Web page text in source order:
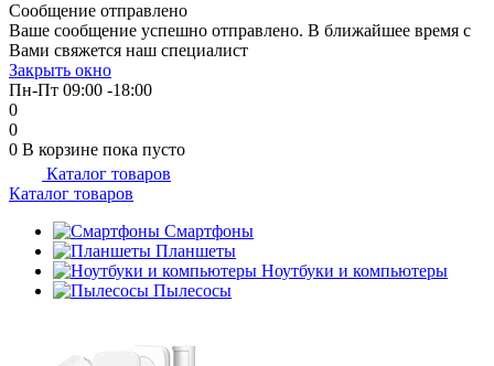
Сообщение отправлено
Ваше сообщение успешно отправлено. В ближайшее время с
Вами свяжется наш специалист
Закрыть окно
Пн-Пт 09:00 -18:00
0
0
0 В корзине пока пусто
Каталог товаров
Каталог товаров
Смартфоны
Планшеты
Ноутбуки и компьютеры
Пылесосы